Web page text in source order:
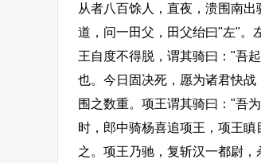
从者八百馀人，直夜，溃围南
道，问一田父，田父绐曰"左"。
王自度不得脱，谓其骑曰："吾
也。今日固决死，愿为诸君快
围之数重。项王谓其骑曰："吾
时，郎中骑杨喜追项王，项王
之。项王乃驰，复斩汉一都尉